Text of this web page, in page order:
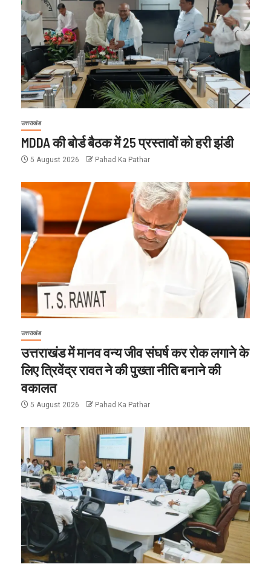
उत्तराखंड
MDDA की बोर्ड बैठक में 25 प्रस्तावों को हरी झंडी
5 August 2026 Pahad Ka Pathar
उत्तराखंड
उत्तराखंड में मानव वन्य जीव संघर्ष कर रोक लगाने के
लिए त्रिवेंद्र रावत ने की पुख्ता नीति बनाने की
वकालत
5 August 2026 Pahad Ka Pathar